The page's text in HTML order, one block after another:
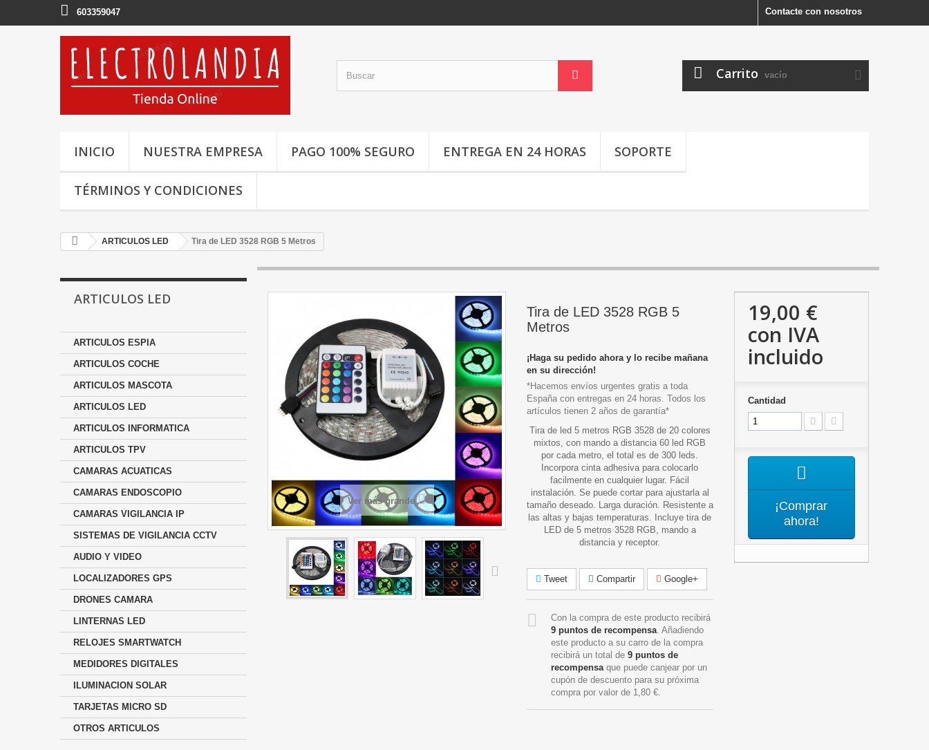
Contacte con nosotros
603359047
Carrito vacío
INICIO NUESTRA EMPRESA PAGO 100% SEGURO ENTREGA EN 24 HORAS SOPORTE
TÉRMINOS Y CONDICIONES
ARTICULOS LED Tira de LED 3528 RGB 5 Metros
ARTICULOS LED
ARTICULOS ESPIA
ARTICULOS COCHE
ARTICULOS MASCOTA
ARTICULOS LED
ARTICULOS INFORMATICA
ARTICULOS TPV
CAMARAS ACUATICAS
CAMARAS ENDOSCOPIO
CAMARAS VIGILANCIA IP
SISTEMAS DE VIGILANCIA CCTV
AUDIO Y VIDEO
LOCALIZADORES GPS
DRONES CAMARA
LINTERNAS LED
RELOJES SMARTWATCH
MEDIDORES DIGITALES
ILUMINACION SOLAR
TARJETAS MICRO SD
OTROS ARTICULOS
Ver más grande
Tira de LED 3528 RGB 5
Metros
¡Haga su pedido ahora y lo recibe mañana
en su dirección!
*Hacemos envíos urgentes gratis a toda
España con entregas en 24 horas. Todos los
artículos tienen 2 años de garantía*
Tira de led 5 metros RGB 3528 de 20 colores
mixtos, con mando a distancia 60 led RGB
por cada metro, el total es de 300 leds.
Incorpora cinta adhesiva para colocarlo
facilmente en cualquier lugar. Fácil
instalación. Se puede cortar para ajustarla al
tamaño deseado. Larga duración. Resistente a
las altas y bajas temperaturas. Incluye tira de
LED de 5 metros 3528 RGB, mando a
distancia y receptor.
Tweet Compartir Google+
Con la compra de este producto recibirá
9 puntos de recompensa. Añadiendo
este producto a su carro de la compra
recibirá un total de 9 puntos de
recompensaque puede canjear por un
cupón de descuento para su próxima
compra por valor de 1,80 €.
19,00 €
con IVA
incluido
Cantidad
¡Comprar
ahora!